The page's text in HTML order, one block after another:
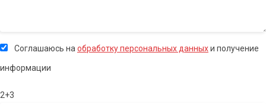
Соглашаюсь на обработку персональных данныхи получение
информации
2+3